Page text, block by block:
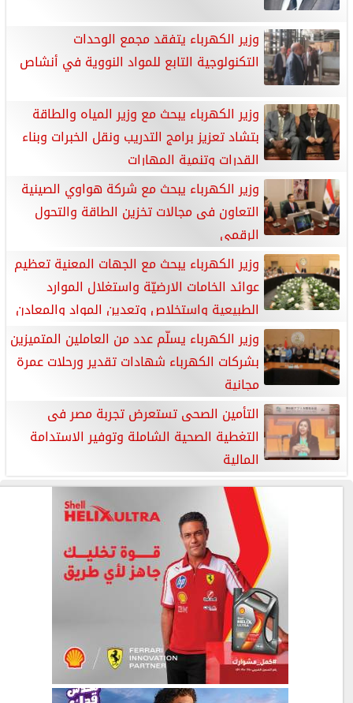
وزير الكهرباء يتفقد مجمع الوحدات
التكنولوجية التابع للمواد النووية في أنشاص
وزير الكهرباء يبحث مع وزير المياه والطاقة
بتشاد تعزيز برامج التدريب ونقل الخبرات وبناء
القدرات وتنمية المهارات
وزير الكهرباء يبحث مع شركة هواوي الصينية
التعاون فى مجالات تخزين الطاقة والتحول
الرقمى
وزير الكهرباء يبحث مع الجهات المعنية تعظيم
عوائد الخامات الارضيّة واستغلال الموارد
الطبيعية واستخلاص وتعدين المواد والمعادن
النادرة
وزير الكهرباء يسلّم عدد من العاملين المتميزين
بشركات الكهرباء شهادات تقدير ورحلات عمرة
مجانية
التأمين الصحى تستعرض تجربة مصر فى
التغطية الصحية الشاملة وتوفير الاستدامة
المالية